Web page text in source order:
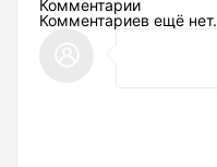
Комментарии
Комментариев ещё нет.